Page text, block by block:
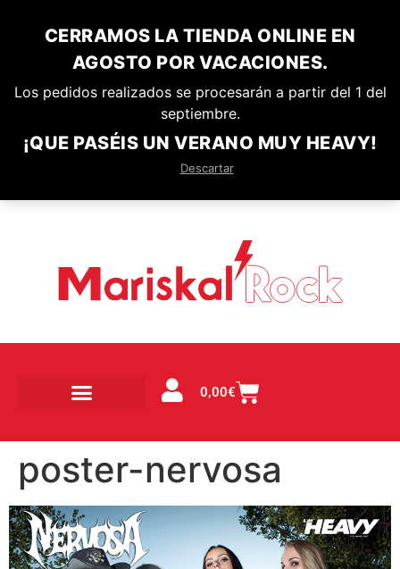
CERRAMOS LA TIENDA ONLINE EN
AGOSTO POR VACACIONES.
Los pedidos realizados se procesarán a partir del 1 del
septiembre.
¡QUE PASÉIS UN VERANO MUY HEAVY!
Descartar
0,00€
poster-nervosa